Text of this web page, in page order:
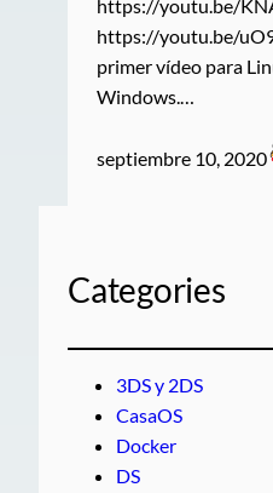
https://youtu.be/
https://youtu.be/
primer vídeo para
Windows.…
septiembre 10, 2020
Categories
3DS y 2DS
CasaOS
Docker
DS